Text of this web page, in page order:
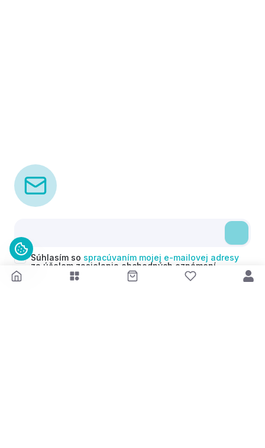
Súhlasím so spracúvaním mojej e-mailovej adresy
za účelom zasielania obchodných oznámení
(newsletterov) v súlade s čl. 6 ods. 1 písm. a)
Nariadenia GDPR. Svoj súhlas môžem kedykoľvek